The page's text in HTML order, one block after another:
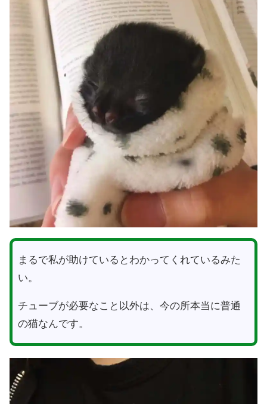
まるで私が助けているとわかってくれているみた
い。
チューブが必要なこと以外は、今の所本当に普通
の猫なんです。